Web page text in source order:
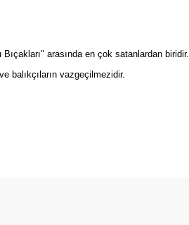
arasında en çok satanlardan biridir.
balıkçıların vazgeçilmezidir.